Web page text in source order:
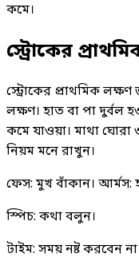
কমে।
স্ট্রোকের
স্ট্রোকের প্রাথমিক
লক্ষণ। হাত বা পা দুর্বল
কমে যাওয়া। মাথা
নিয়ম মনে রাখুন।
ফেস: মুখ বাঁকান। আর্মস:
স্পিচ: কথা বলুন।
টাইম: সময় নষ্ট করবেন